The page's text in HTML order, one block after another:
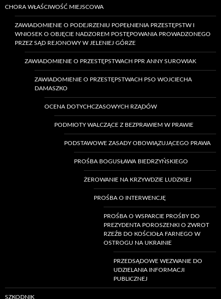
CHORA WŁAŚCIWOŚĆ MIEJSCOWA
ZAWIADOMIENIE O PODEJRZENIU POPEŁNIENIA PRZESTĘPSTW I
WNIOSEK O OBJĘCIE NADZOREM POSTĘPOWANIA PROWADZONEGO
PRZEZ SĄD REJONOWY W JELENIEJ GÓRZE
ZAWIADOMIENIE O PRZESTĘPSTWACH PPR ANNY SUROWIAK
ZAWIADOMIENIE O PRZESTĘPSTWACH PSO WOJCIECHA
DAMASZKO
OCENA DOTYCHCZASOWYCH RZĄDÓW
PODMIOTY WALCZĄCE Z BEZPRAWIEM W PRAWIE
PODSTAWOWE ZASADY OBOWIĄZUJĄCEGO PRAWA
PROŚBA BOGUSŁAWA BIEDRZYŃSKIEGO
ŻEROWANIE NA KRZYWDZIE LUDZKIEJ
PROŚBA O INTERWENCJĘ
PROŚBA O WSPARCIE PROŚBY DO
PREZYDENTA POROSZENKI O ZWROT
RZEŹB DO KOŚCIOŁA FARNEGO W
OSTROGU NA UKRAINIE
PRZEDSĄDOWE WEZWANIE DO
UDZIELANIA INFORMACJI
PUBLICZNEJ
SZKODNIK